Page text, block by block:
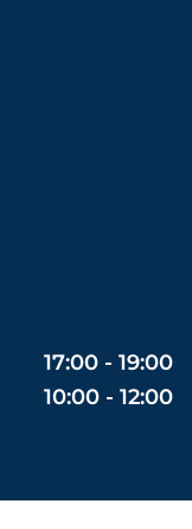
17:00 - 19:00
10:00 - 12:00